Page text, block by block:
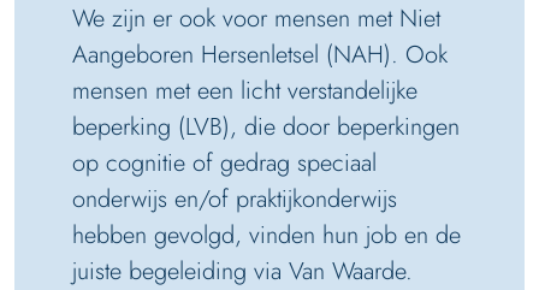
We zijn er ook voor mensen met Niet
Aangeboren Hersenletsel (NAH). Ook
mensen met een licht verstandelijke
beperking (LVB), die door beperkingen
op cognitie of gedrag speciaal
onderwijs en/of praktijkonderwijs
hebben gevolgd, vinden hun job en de
juiste begeleiding via Van Waarde.